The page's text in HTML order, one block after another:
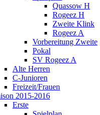
Quassow H
Rogeez H
Zweite Klink
Rogeez A
Vorbereitung Zweite
Pokal
SV Rogeez A
Alte Herren
C-Junioren
Freizeit/Frauen
2015-2016
Erste